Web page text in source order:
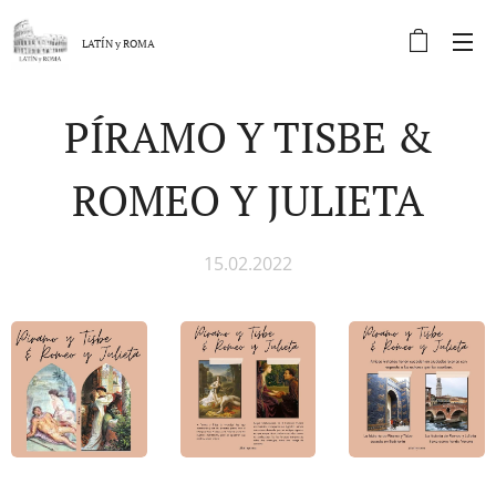
LATÍN yROMA
PÍRAMO Y TISBE &
ROMEO Y JULIETA
15.02.2022